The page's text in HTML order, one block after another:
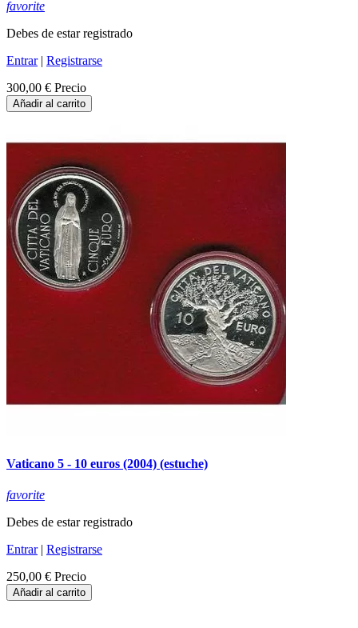
favorite
Debes de estar registrado
Entrar| Registrarse
300,00 € Precio
Añadir al carrito
Vaticano 5 - 10 euros (2004) (estuche)
favorite
Debes de estar registrado
Entrar| Registrarse
250,00 € Precio
Añadir al carrito